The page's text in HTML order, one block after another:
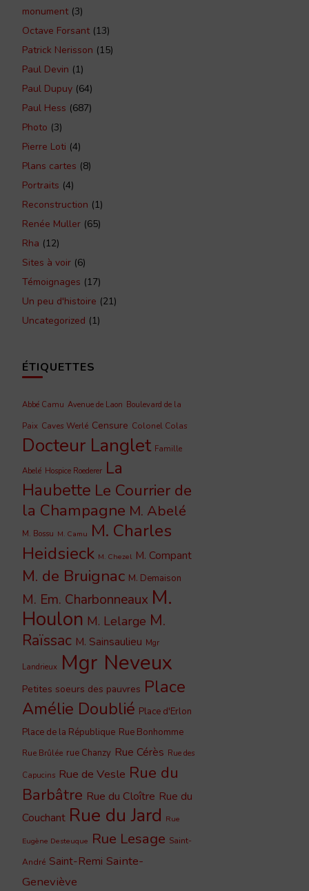
monument(3)
Octave Forsant(13)
Patrick Nerisson (15)
Paul Devin (1)
Paul Dupuy (64)
Paul Hess (687)
Photo (3)
Pierre Loti (4)
Plans cartes (8)
Portraits (4)
Reconstruction (1)
Renée Muller (65)
Rha (12)
Sites à voir (6)
Témoignages (17)
Un peu d'histoire (21)
Uncategorized (1)
ÉTIQUETTES
Abbé Camu Avenue de Laon Boulevard de la
Paix Caves Werlé Censure Colonel Colas
Docteur Langlet Famille
Abelé Hospice Roederer La
Haubette Le Courrier de
la Champagne M. Abelé
M. Bossu M. Camu M. Charles
Heidsieck M. Chezel M. Compant
M. de Bruignac M. Demaison
M. Em. Charbonneaux M.
Houlon M. Lelarge M.
Raïssac M. Sainsaulieu Mgr
Landrieux Mgr Neveux
Petites soeurs des pauvres Place
Amélie Doublié Place d'Erlon
Place de la République Rue Bonhomme
Rue Brûlée rue Chanzy Rue Cérès Rue des
Capucins Rue de Vesle Rue du
Barbâtre Rue du Cloître Rue du
Couchant Rue du Jard Rue
Eugène Desteuque Rue Lesage Saint-
André Saint-Remi Sainte-
Geneviève